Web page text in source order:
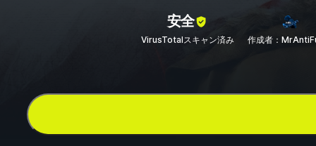
安全
VirusTotalスキャン済み 作成者：